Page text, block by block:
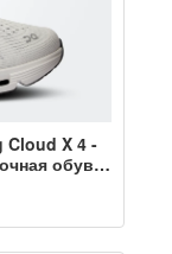
Cloud X 4 -
обувь